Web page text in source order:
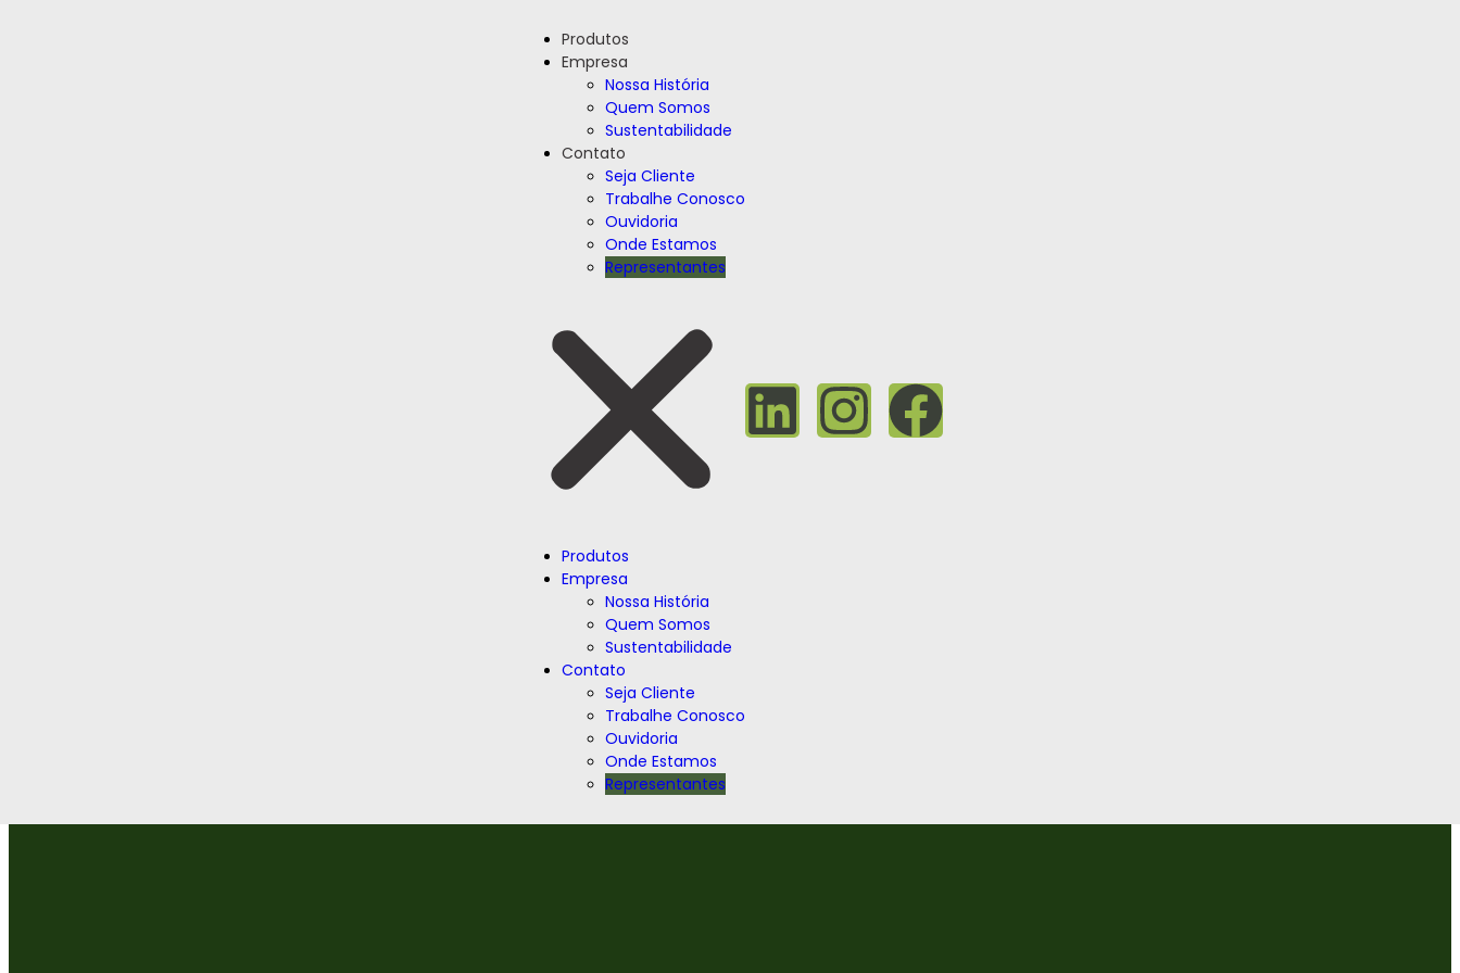
Produtos
Empresa
Nossa História
Quem Somos
Sustentabilidade
Contato
Seja Cliente
Trabalhe Conosco
Ouvidoria
Onde Estamos
Representantes
Produtos
Empresa
Nossa História
Quem Somos
Sustentabilidade
Contato
Seja Cliente
Trabalhe Conosco
Ouvidoria
Onde Estamos
Representantes